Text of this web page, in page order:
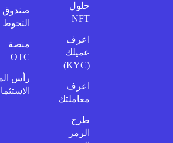
حلول
NFT
اعرف
عميلك
اعرف
معاملتك
طرح
الرمز
صندوق
التحوط
منصة
OTC
رأس